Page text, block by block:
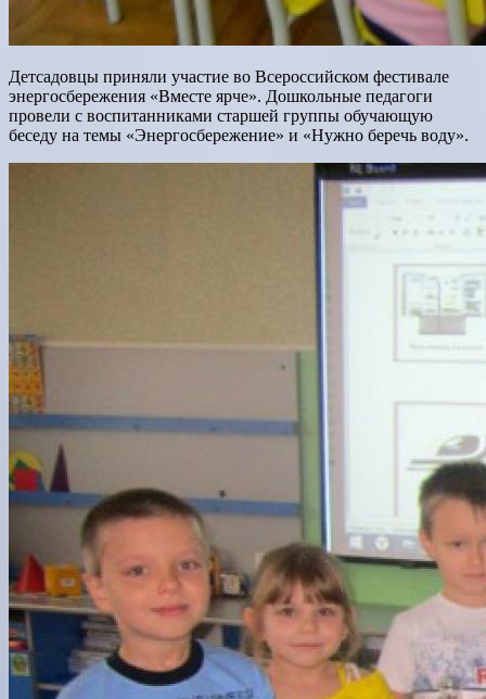
Детсадовцы приняли участие во Всероссийском фестивале
энергосбережения «Вместе ярче». Дошкольные педагоги
провели с воспитанниками старшей группы обучающую
беседу на темы «Энергосбережение» и «Нужно беречь воду».